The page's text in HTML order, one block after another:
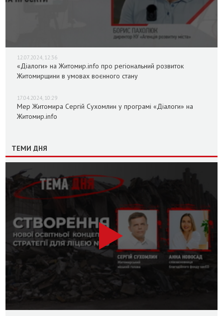
12.07.2024, 12:36
«Діалоги» на Житомир.info про регіональний розвиток
Житомирщини в умовах воєнного стану
17.04.2024, 10:29
Мер Житомира Сергій Сухомлин у програмі «Діалоги» на
Житомир.info
ТЕМИ ДНЯ